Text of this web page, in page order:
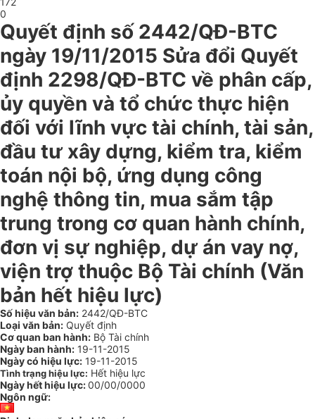
0
Quyết định số 2442/QĐ-BTC
ngày 19/11/2015 Sửa đổi Quyết
định 2298/QĐ-BTC về phân cấp,
ủy quyền và tổ chức thực hiện
đối với lĩnh vực tài chính, tài sản,
đầu tư xây dựng, kiểm tra, kiểm
toán nội bộ, ứng dụng công
nghệ thông tin, mua sắm tập
trung trong cơ quan hành chính,
đơn vị sự nghiệp, dự án vay nợ,
viện trợ thuộc Bộ Tài chính (Văn
bản hết hiệu lực)
Số hiệu văn bản: 2442/QĐ-BTC
Loại văn bản: Quyết định
Cơ quan ban hành: Bộ Tài chính
Ngày ban hành: 19-11-2015
Ngày có hiệu lực: 19-11-2015
Tình trạng hiệu lực: Hết hiệu lực
Ngày hết hiệu lực:00/00/0000
Ngôn ngữ: